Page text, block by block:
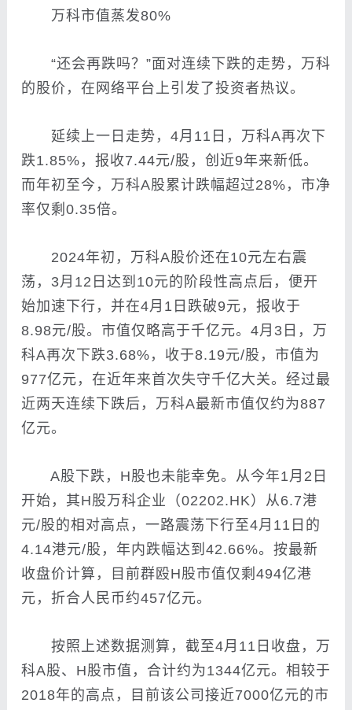
万科市值蒸发80%
“还会再跌吗？”面对连续下跌的走势，万科
的股价，在网络平台上引发了投资者热议。
延续上一日走势，4月11日，万科A再次下
跌1.85%，报收7.44元/股，创近9年来新低。
而年初至今，万科A股累计跌幅超过28%，市净
率仅剩0.35倍。
2024年初，万科A股价还在10元左右震
荡，3月12日达到10元的阶段性高点后，便开
始加速下行，并在4月1日跌破9元，报收于
8.98元/股。市值仅略高于千亿元。4月3日，万
科A再次下跌3.68%，收于8.19元/股，市值为
977亿元，在近年来首次失守千亿大关。经过最
近两天连续下跌后，万科A最新市值仅约为887
亿元。
A股下跌，H股也未能幸免。从今年1月2日
开始，其H股万科企业（02202.HK）从6.7港
元/股的相对高点，一路震荡下行至4月11日的
4.14港元/股，年内跌幅达到42.66%。按最新
收盘价计算，目前群殴H股市值仅剩494亿港
元，折合人民币约457亿元。
按照上述数据测算，截至4月11日收盘，万
科A股、H股市值，合计约为1344亿元。相较于
2018年的高点，目前该公司接近7000亿元的市